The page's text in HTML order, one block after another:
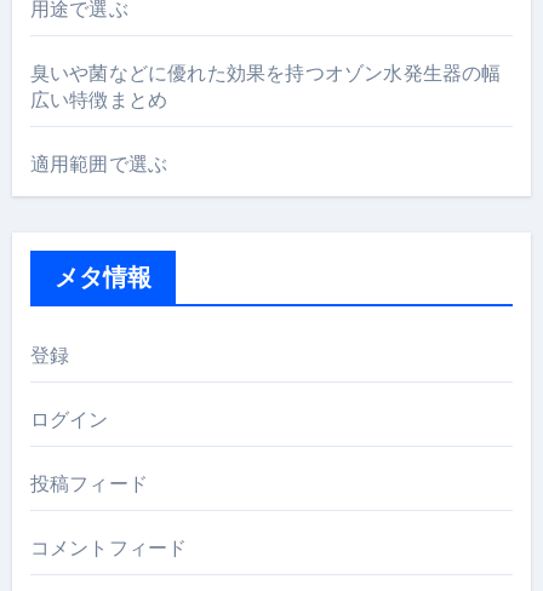
用途で選ぶ
臭いや菌などに優れた効果を持つオゾン水発生器の幅
広い特徴まとめ
適用範囲で選ぶ
メタ情報
登録
ログイン
投稿フィード
コメントフィード